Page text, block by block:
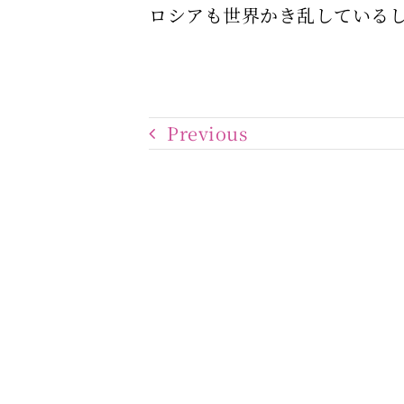
ロシアも世界かき乱している
Previous